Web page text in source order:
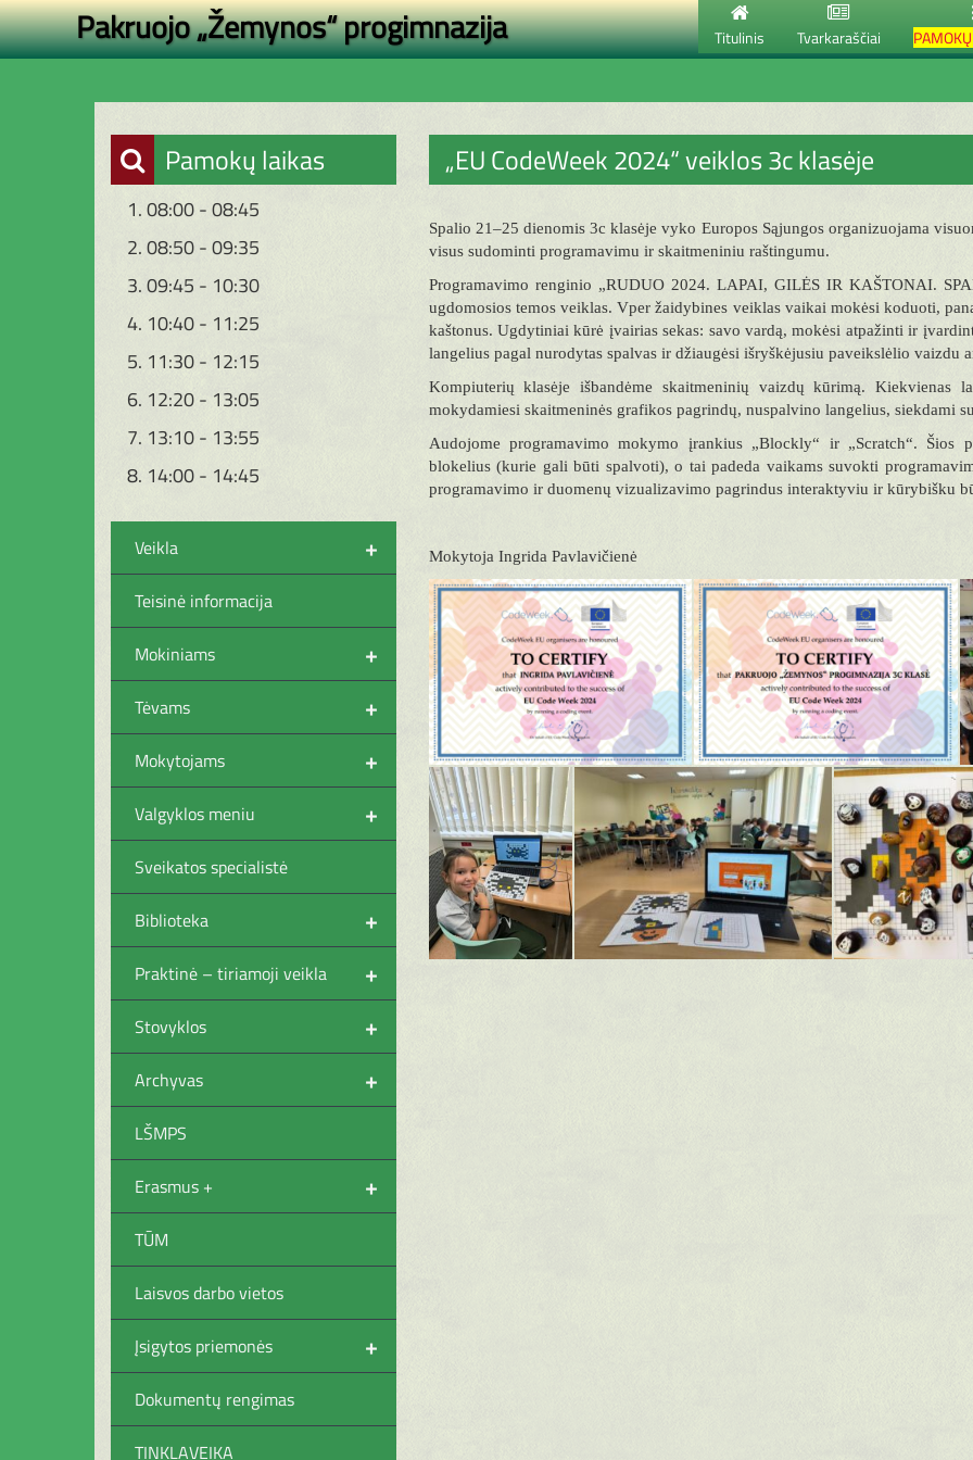
Titulinis Tvarkaraščiai
Pakruojo „Žemynos“ progimnazija
Pamokų laikas
1. 08:00 - 08:45
2. 08:50 - 09:35
3. 09:45 - 10:30
4. 10:40 - 11:25
5. 11:30 - 12:15
6. 12:20 - 13:05
7. 13:10 - 13:55
8. 14:00 - 14:45
+
Veikla
Teisinė informacija
+
Mokiniams
+
Tėvams
+
Mokytojams
+
Valgyklos meniu
Sveikatos specialistė
+
Biblioteka
+
Praktinė – tiriamoji veikla
+
Stovyklos
+
Archyvas
LŠMPS
+
Erasmus +
TŪM
Laisvos darbo vietos
+
Įsigytos priemonės
Dokumentų rengimas
TINKLAVEIKA
„EU CodeWeek 2024“ veiklos 3c klasėje
Spalio 21–25 dienomis 3c klasėje vyko Europos Sąjungos organizuojama
visus sudominti programavimu ir skaitmeniniu raštingumu.
Programavimo renginio „RUDUO 2024. LAPAI, GILĖS IR KAŠTONAI.
ugdomosios temos veiklas. Vper žaidybines veiklas vaikai mokėsi koduoti,
kaštonus. Ugdytiniai kūrė įvairias sekas: savo vardą, mokėsi atpažinti ir
langelius pagal nurodytas spalvas ir džiaugėsi išryškėjusiu paveikslėlio vaizdu
Kompiuterių klasėje išbandėme skaitmeninių vaizdų kūrimą. Kiekvienas
mokydamiesi skaitmeninės grafikos pagrindų, nuspalvino langelius, siekdami
Audojome programavimo mokymo įrankius „Blockly“ ir „Scratch“. Šios
blokelius (kurie gali būti spalvoti), o tai padeda vaikams suvokti
programavimo ir duomenų vizualizavimo pagrindus interaktyviu ir kūrybišku
Mokytoja Ingrida Pavlavičienė